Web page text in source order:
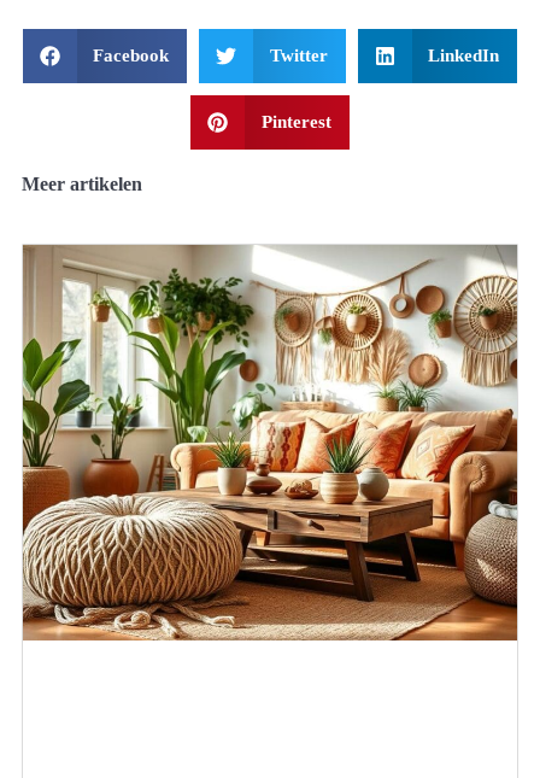
Facebook Twitter LinkedIn
Pinterest
Meer artikelen